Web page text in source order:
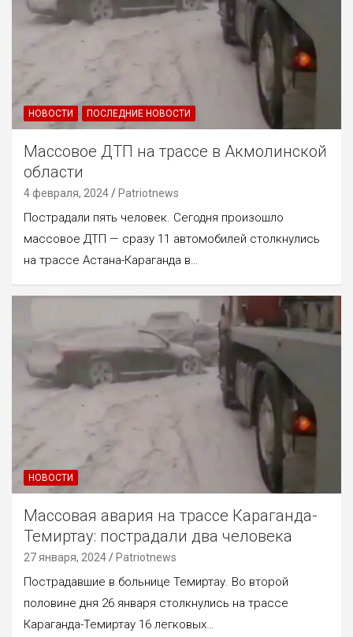
НОВОСТИ ПОСЛЕДНИЕ НОВОСТИ
Массовое ДТП на трассе в Акмолинской
области
4 февраля, 2024 Patriotnews
Пострадали пять человек. Сегодня произошло
массовое ДТП — сразу 11 автомобилей столкнулись
на трассе Астана-Караганда в…
НОВОСТИ
Массовая авария на трассе Караганда-
Темиртау: пострадали два человека
27 января, 2024 Patriotnews
Пострадавшие в больнице Темиртау. Во второй
половине дня 26 января столкнулись на трассе
Караганда-Темиртау 16 легковых…